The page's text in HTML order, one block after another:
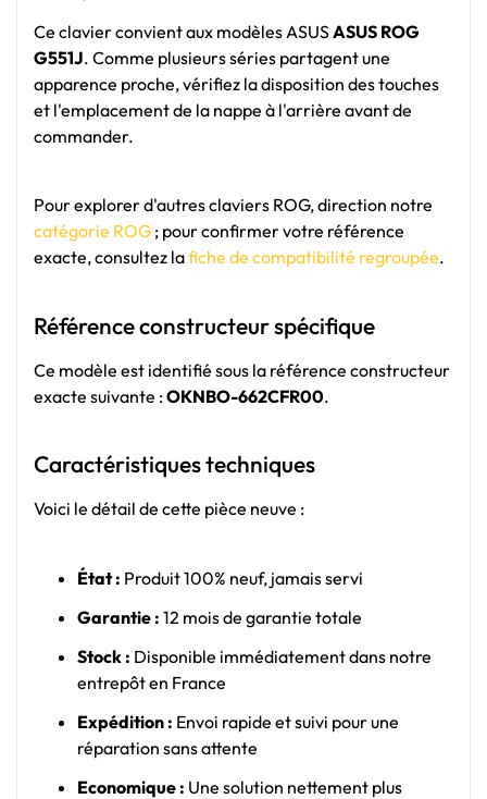
Ce clavier convient aux modèles ASUSASUS ROG
G551J. Comme plusieurs séries partagent une
apparence proche, vérifiez la disposition des touches
et l'emplacement de la nappe à l'arrière avant de
commander.
Pour explorer d'autres claviers ROG, direction notre
catégorie ROG ; pour confirmer votre référence
exacte, consultez lafiche de compatibilité regroupée.
Référence constructeur spécifique
Ce modèle est identifié sous la référence constructeur
exacte suivante :OKNBO-662CFR00.
Caractéristiques techniques
Voici le détail de cette pièce neuve :
État : Produit 100% neuf, jamais servi
Garantie : 12 mois de garantie totale
Stock : Disponible immédiatement dans notre
entrepôt en France
Expédition : Envoi rapide et suivi pour une
réparation sans attente
Economique : Une solution nettement plus